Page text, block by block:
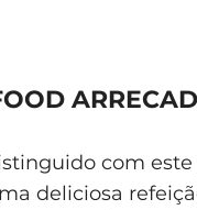
com
deliciosa